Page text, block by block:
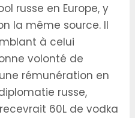
russe en Europe, y
la même source. Il
à celui
volonté de
une rémunération en
russe,
60L de vodka